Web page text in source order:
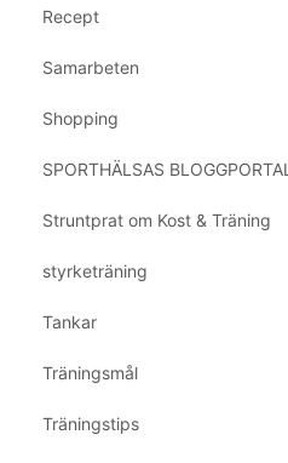
Recept
Samarbeten
Shopping
SPORTHÄLSAS BLOGGPORTAL
Struntprat om Kost & Träning
styrketräning
Tankar
Träningsmål
Träningstips